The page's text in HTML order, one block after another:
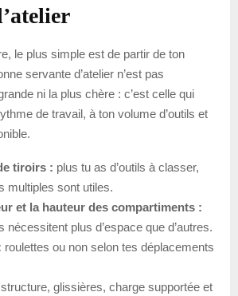
le plus simple est de partir de ton
servante d’atelier n’est pas
ni la plus chère : c’est celle qui
de travail, à ton volume d’outils et
tiroirs : plus tu as d’outils à classer,
multiples sont utiles.
et la hauteur des compartiments :
nécessitent plus d’espace que d’autres.
roulettes ou non selon tes déplacements
structure, glissières, charge supportée et